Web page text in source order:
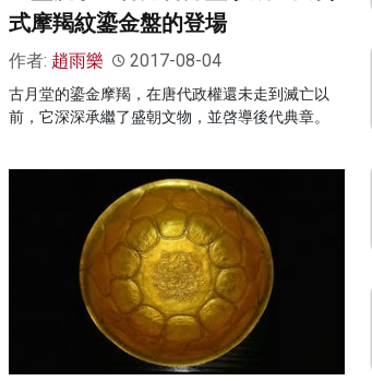
式摩羯紋鎏金盤的登場
作者: 趙雨樂 2017-08-04
古月堂的鎏金摩羯，在唐代政權還未走到滅亡以
前，它深深承繼了盛朝文物，並啓導後代典章。